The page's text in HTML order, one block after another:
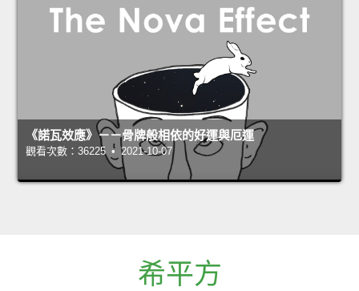
《諾瓦效應》－－骨牌般相依的好運與厄運
觀看次數：36225 • 2021-10-07
希平方